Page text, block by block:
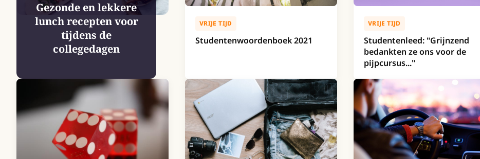
Gezonde en lekkere
lunch recepten voor
tijdens de
collegedagen
VRIJE TIJD
Studentenwoordenboek 2021
VRIJE TIJD
Studentenleed: "Grijnzend
bedankten ze ons voor de
pijpcursus..."